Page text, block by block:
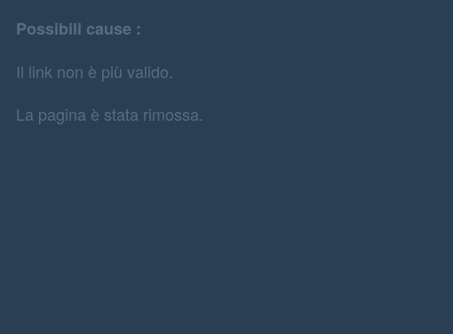
Possibili cause :
Il link non è più valido.
La pagina è stata rimossa.